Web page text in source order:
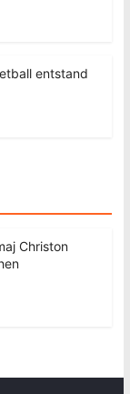
entstand
Christon